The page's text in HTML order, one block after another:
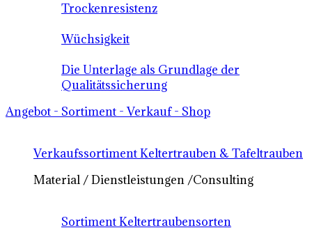
Trockenresistenz
Wüchsigkeit
Die Unterlage als Grundlage der
Qualitätssicherung
Angebot - Sortiment - Verkauf - Shop
Verkaufssortiment Keltertrauben & Tafeltrauben
Material / Dienstleistungen /Consulting
Sortiment Keltertraubensorten